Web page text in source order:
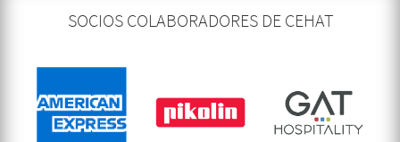
SOCIOS COLABORADORES DE CEHAT